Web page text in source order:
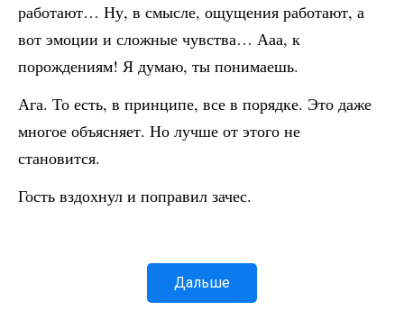
работают… Ну, в смысле, ощущения работают, а
вот эмоции и сложные чувства… Ааа, к
порождениям! Я думаю, ты понимаешь.
Ага. То есть, в принципе, все в порядке. Это даже
многое объясняет. Но лучше от этого не
становится.
Гость вздохнул и поправил зачес.
Дальше